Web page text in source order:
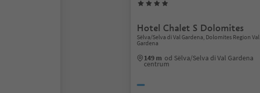
Hotel Chalet S Dolomites
Sëlva/Selva di Val Gardena, Dolomites Region Val
Gardena
149 m od Sëlva/Selva di Val Gardena
centrum